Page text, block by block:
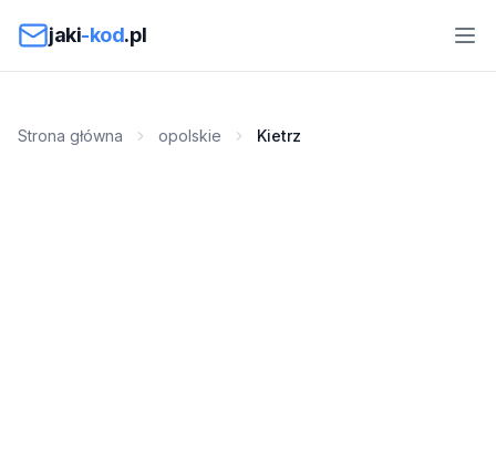
jaki-kod.pl
Strona główna opolskie Kietrz